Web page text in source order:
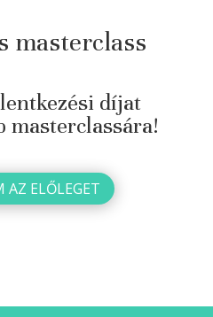
masterclass
díjat
masterclassára!
AZ ELŐLEGET